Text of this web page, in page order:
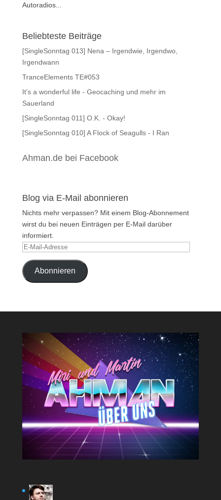
Autoradios...
Beliebteste Beiträge
[SingleSonntag 013] Nena – Irgendwie, Irgendwo,
Irgendwann
TranceElements TE#053
It's a wonderful life - Geocaching und mehr im
Sauerland
[SingleSonntag 011] O.K. - Okay!
[SingleSonntag 010] A Flock of Seagulls - I Ran
Ahman.de bei Facebook
Blog via E-Mail abonnieren
Nichts mehr verpassen? Mit einem Blog-Abonnement
wirst du bei neuen Einträgen per E-Mail darüber
informiert.
E-
AdresseAbonnieren